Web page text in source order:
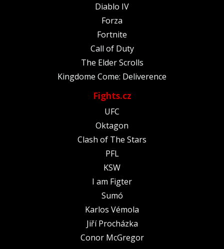
Diablo IV
Forza
Fortnite
Call of Duty
The Elder Scrolls
Kingdome Come: Deliverence
Fights.cz
UFC
Oktagon
Clash of The Stars
PFL
KSW
I am Figter
Sumó
Karlos Vémola
Jiří Procházka
Conor McGregor